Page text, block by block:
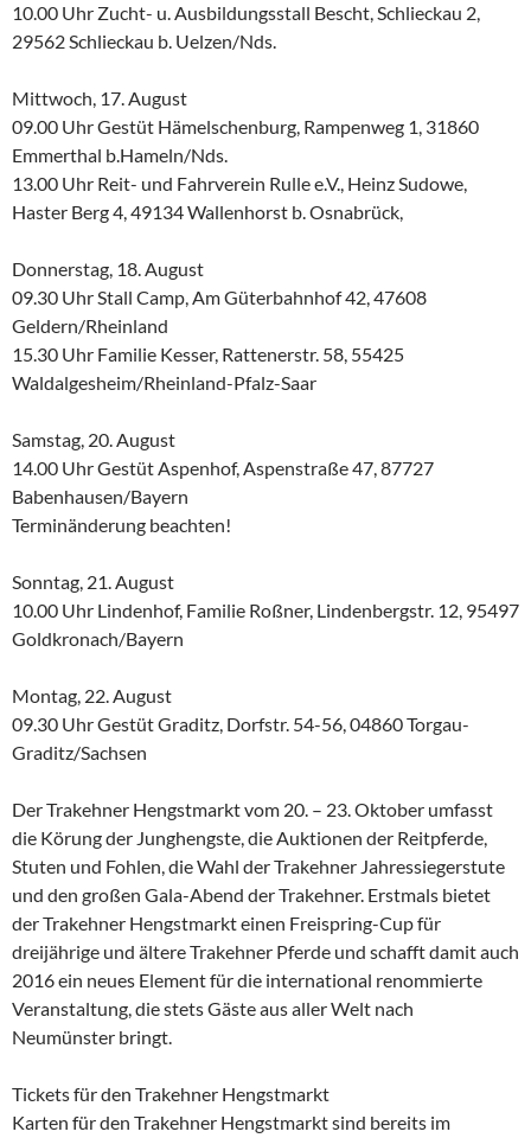
10.00 Uhr Zucht- u. Ausbildungsstall Bescht, Schlieckau 2,
29562 Schlieckau b. Uelzen/Nds.
Mittwoch, 17. August
09.00 Uhr Gestüt Hämelschenburg, Rampenweg 1, 31860
Emmerthal b.Hameln/Nds.
13.00 Uhr Reit- und Fahrverein Rulle e.V., Heinz Sudowe,
Haster Berg 4, 49134 Wallenhorst b. Osnabrück,
Donnerstag, 18. August
09.30 Uhr Stall Camp, Am Güterbahnhof 42, 47608
Geldern/Rheinland
15.30 Uhr Familie Kesser, Rattenerstr. 58, 55425
Waldalgesheim/Rheinland-Pfalz-Saar
Samstag, 20. August
14.00 Uhr Gestüt Aspenhof, Aspenstraße 47, 87727
Babenhausen/Bayern
Terminänderung beachten!
Sonntag, 21. August
10.00 Uhr Lindenhof, Familie Roßner, Lindenbergstr. 12, 95497
Goldkronach/Bayern
Montag, 22. August
09.30 Uhr Gestüt Graditz, Dorfstr. 54-56, 04860 Torgau-
Graditz/Sachsen
Der Trakehner Hengstmarkt vom 20. – 23. Oktober umfasst
die Körung der Junghengste, die Auktionen der Reitpferde,
Stuten und Fohlen, die Wahl der Trakehner Jahressiegerstute
und den großen Gala-Abend der Trakehner. Erstmals bietet
der Trakehner Hengstmarkt einen Freispring-Cup für
dreijährige und ältere Trakehner Pferde und schafft damit auch
2016 ein neues Element für die international renommierte
Veranstaltung, die stets Gäste aus aller Welt nach
Neumünster bringt.
Tickets für den Trakehner Hengstmarkt
Karten für den Trakehner Hengstmarkt sind bereits im